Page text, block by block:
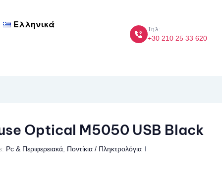
Ελληνικά Τηλ:
+30 210 25 33 620
Optical M5050 USB Black
Pc & Περιφερειακά, Ποντίκια / Πληκτρολόγια